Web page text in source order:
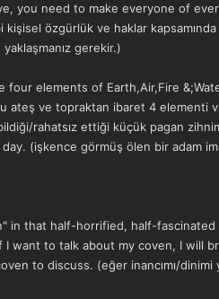
need to make everyone of every
özgürlük ve haklar
gerekir.)
elements of Earth,Air,Fire
ateş ve topraktan ibaret 4
rahatsız ettiği küçük pagan
(işkence görmüş ölen bir adam
in that half-horrified, half-
If I want to talk about my coven, I
to discuss. (eğer inancımı/dinimi